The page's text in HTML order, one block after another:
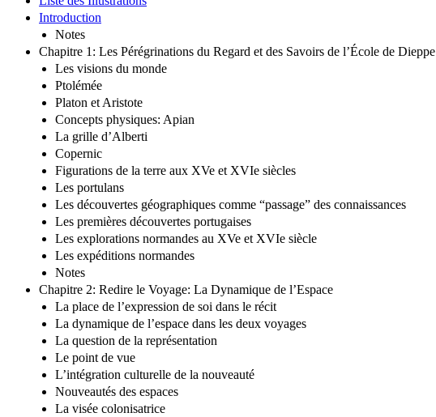
Introduction
Notes
Chapitre 1: Les Pérégrinations du Regard et des Savoirs de l’École de Dieppe
Les visions du monde
Ptolémée
Platon et Aristote
Concepts physiques: Apian
La grille d’Alberti
Copernic
Figurations de la terre aux XVe et XVIe siècles
Les portulans
Les découvertes géographiques comme “passage” des connaissances
Les premières découvertes portugaises
Les explorations normandes au XVe et XVIe siècle
Les expéditions normandes
Notes
Chapitre 2: Redire le Voyage: La Dynamique de l’Espace
La place de l’expression de soi dans le récit
La dynamique de l’espace dans les deux voyages
La question de la représentation
Le point de vue
L’intégration culturelle de la nouveauté
Nouveautés des espaces
La visée colonisatrice